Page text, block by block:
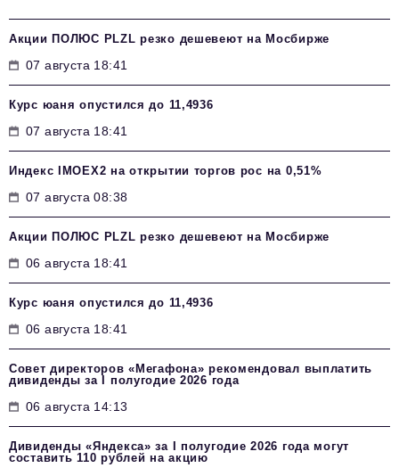
Акции ПОЛЮС PLZL резко дешевеют на Мосбирже
07 августа 18:41
Курс юаня опустился до 11,4936
07 августа 18:41
Индекс IMOEX2 на открытии торгов рос на 0,51%
07 августа 08:38
Акции ПОЛЮС PLZL резко дешевеют на Мосбирже
06 августа 18:41
Курс юаня опустился до 11,4936
06 августа 18:41
Совет директоров «Мегафона» рекомендовал выплатить
дивиденды за I полугодие 2026 года
06 августа 14:13
Дивиденды «Яндекса» за I полугодие 2026 года могут
составить 110 рублей на акцию